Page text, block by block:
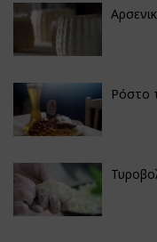
Ρόστο